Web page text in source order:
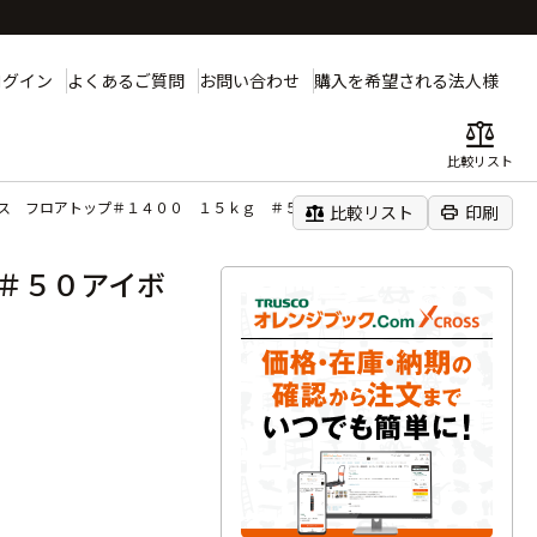
イン よくあるご質問 お問い合わせ 購入を希望される法人様
balance
比較リスト
フロアトップ＃１４００ １５ｋｇ ＃５０アイボリー
balance 比較リスト print 印刷
０アイボ